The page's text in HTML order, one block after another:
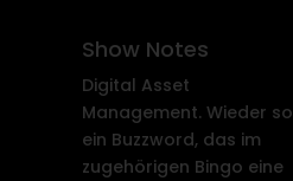
Show Notes
Digital Asset
Management. Wieder so
ein Buzzword, das im
zugehörigen Bingo eine